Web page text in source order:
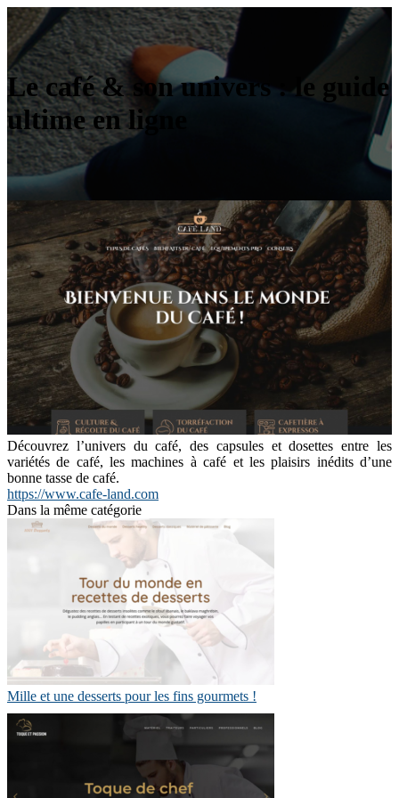
Le café & son univers : le guide
ultime en ligne
Découvrez l’univers du café, des capsules et dosettes entre les
variétés de café, les machines à café et les plaisirs inédits d’une
bonne tasse de café.
https://www.cafe-land.com
Dans la même catégorie
Mille et une desserts pour les fins gourmets !